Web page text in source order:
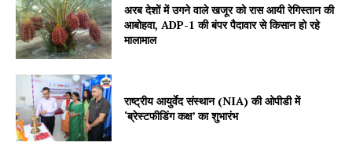
My account
अरब देशों में उगने वाले खजूर को रास आयी रेगिस्तान की
आबोहवा, ADP-1 की बंपर पैदावार से किसान हो रहे
मालामाल
राष्ट्रीय आयुर्वेद संस्थान (NIA) की ओपीडी में
‘ब्रेस्टफीडिंग कक्ष’ का शुभारंभ